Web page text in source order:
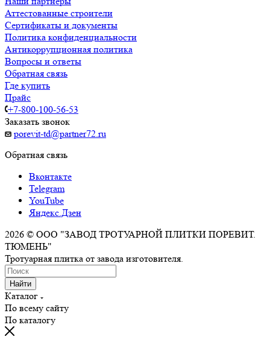
Аттестованные строители
Сертификаты и документы
Политика конфиденциальности
Антикоррупционная политика
Вопросы и ответы
Обратная связь
Где купить
Прайс
+7-800-100-56-53
Заказать звонок
porevit-td@partner72.ru
Обратная связь
Вконтакте
Telegram
YouTube
Яндекс.Дзен
2026 © ООО "ЗАВОД ТРОТУАРНОЙ ПЛИТКИ ПОРЕВИТ.
ТЮМЕНЬ"
Тротуарная плитка от завода изготовителя.
Найти
Каталог
По всему сайту
По каталогу